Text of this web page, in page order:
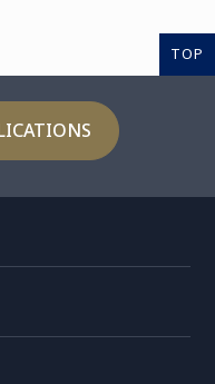
TOP